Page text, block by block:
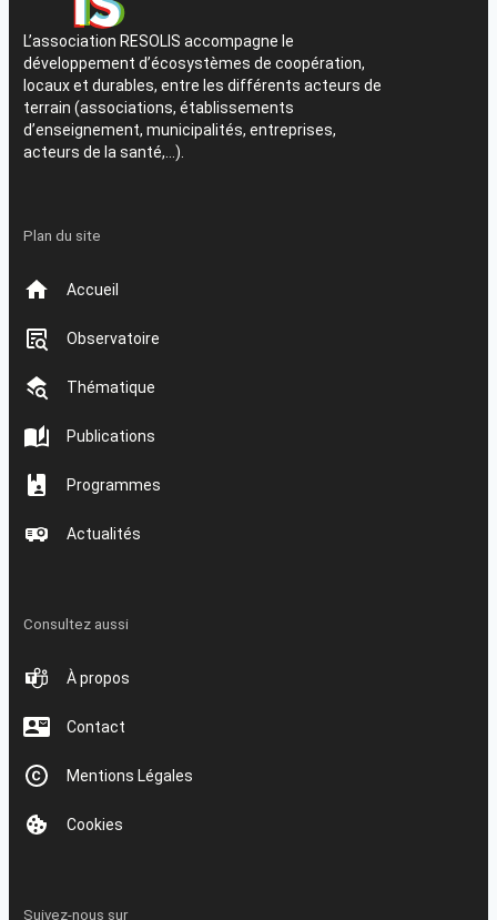
L’association RESOLIS accompagne le
développement d’écosystèmes de coopération,
locaux et durables, entre les différents acteurs de
terrain (associations, établissements
d’enseignement, municipalités, entreprises,
acteurs de la santé,…).
Plan du site
Accueil
Observatoire
Thématique
Publications
Programmes
Actualités
Consultez aussi
À propos
Contact
Mentions Légales
Cookies
Suivez-nous sur